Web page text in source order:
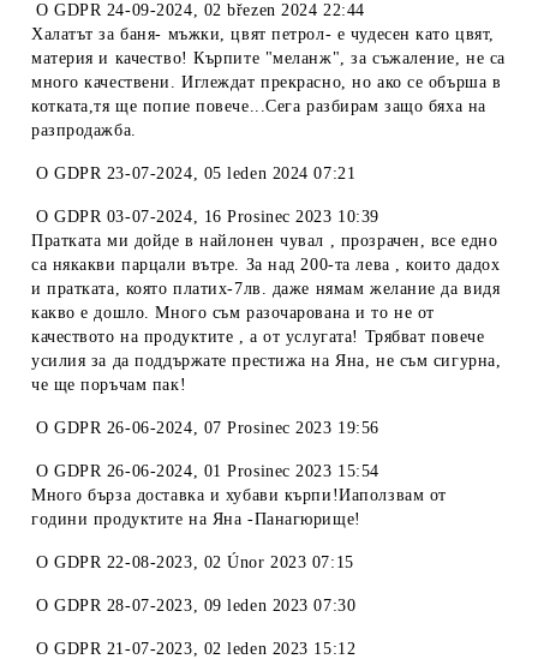
OGDPR 24-09-2024, 02 březen 2024 22:44
Халатът за баня- мъжки, цвят петрол- е чудесен като цвят,
материя и качество! Кърпите "меланж", за съжаление, не са
много качествени. Иглеждат прекрасно, но ако се обърша в
котката,тя ще попие повече...Сега разбирам защо бяха на
разпродажба.
OGDPR 23-07-2024, 05 leden 2024 07:21
OGDPR 03-07-2024, 16 Prosinec 2023 10:39
Пратката ми дойде в найлонен чувал , прозрачен, все едно
са някакви парцали вътре. За над 200-та лева , които дадох
и пратката, която платих-7лв. даже нямам желание да видя
какво е дошло. Много съм разочарована и то не от
качеството на продуктите , а от услугата! Трябват повече
усилия за да поддържате престижа на Яна, не съм сигурна,
че ще поръчам пак!
OGDPR 26-06-2024, 07 Prosinec 2023 19:56
OGDPR 26-06-2024, 01 Prosinec 2023 15:54
Много бърза доставка и хубави кърпи!Иаползвам от
години продуктите на Яна -Панагюрище!
OGDPR 22-08-2023, 02 Únor 2023 07:15
OGDPR 28-07-2023, 09 leden 2023 07:30
OGDPR 21-07-2023, 02 leden 2023 15:12